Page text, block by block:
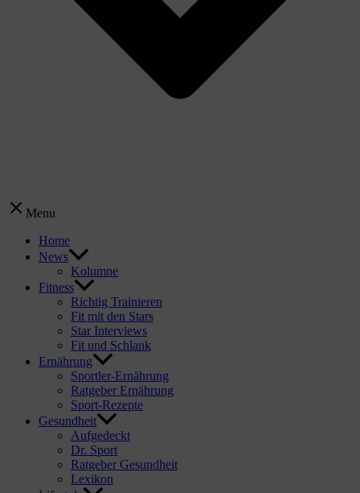
Menu
Home
News
Kolumne
Fitness
Richtig Trainieren
Fit mit den Stars
Star Interviews
Fit und Schlank
Ernährung
Sportler-Ernährung
Ratgeber Ernährung
Sport-Rezepte
Gesundheit
Aufgedeckt
Dr. Sport
Ratgeber Gesundheit
Lexikon